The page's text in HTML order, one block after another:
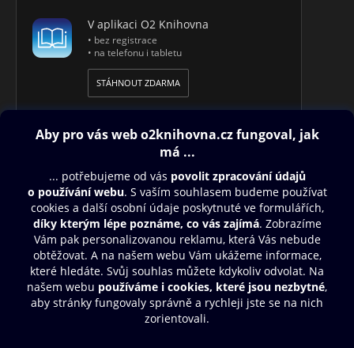
V aplikaci O2 Knihovna
• bez registrace
• na telefonu i tabletu
STÁHNOUT ZDARMA
Obsah ke stažení
Moje O2 Knihovna
Další zábava
© O2 Czech Republic a.s.